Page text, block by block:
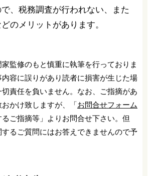
、税務調査が行われない、また
のメリットがあります。
監修のもと慎重に執筆を行っておりま
容に誤りがあり読者に損害が生じた場
責任を負いません。なお、ご指摘があ
かけ致しますが、「お問合せフォーム
ご指摘等」よりお問合せ下さい。但
するご質問にはお答えできませんので予